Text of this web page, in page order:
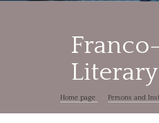
Home page Persons and